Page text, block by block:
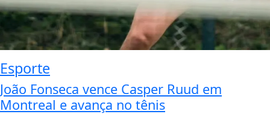
Esporte
João Fonseca vence Casper Ruud em
Montreal e avança no tênis